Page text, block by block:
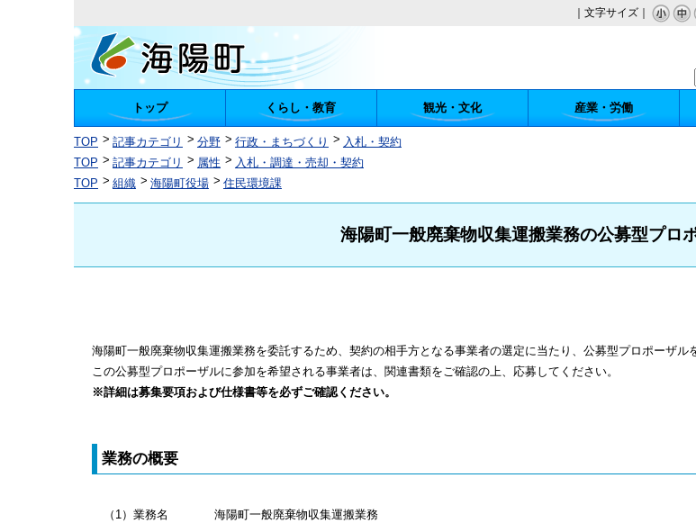
｜文字サイズ｜
トップ くらし・教育 観光・文化 産業・労働
TOP 記事カテゴリ 分野 行政・まちづくり
入札・契約
TOP
記事カテゴリ 属性
入札・調達・売却・契約
TOP
組織 海陽町役場 住民環境課
海陽町一般廃棄物収集運搬業務の公募型プロ
海陽町一般廃棄物収集運搬業務を委託するため、契約の相手方となる事業者の選定に当たり、公募型プロポーザル
この公募型プロポーザルに参加を希望される事業者は、関連書類をご確認の上、応募してください。
※詳細は募集要項および仕様書等を必ずご確認ください。
業務の概要
（1）業務名 海陽町一般廃棄物収集運搬業務